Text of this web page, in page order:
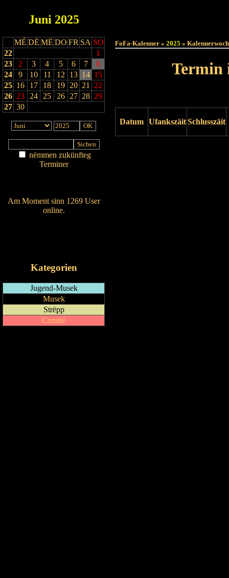
Juni 2025
MÉ DË MË DO FR SA SO
22
1
23
2 3 4 5 6 7
8
24
9 10 11 12 13 14 15
25 16 17 18 19 20 21
22
26 23 24 25 26 27 28 29
27 30
nëmmen zukünfteg
Terminer
Am Moment sinn 1269 User
online.
Kategorien
Jugend-Musek
Musek
Strëpp
Comité
FoFa-Kalenner » 2025 »
Termin
Datum UfankszäitSchlusszäit